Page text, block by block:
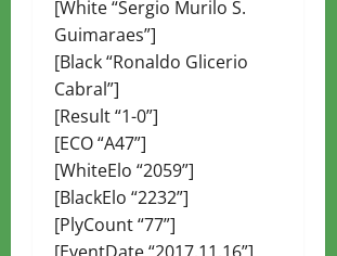
[White “Sergio Murilo S.
Guimaraes”]
[Black “Ronaldo Glicerio
Cabral”]
[Result “1-0”]
[ECO “A47”]
[WhiteElo “2059”]
[BlackElo “2232”]
[PlyCount “77”]